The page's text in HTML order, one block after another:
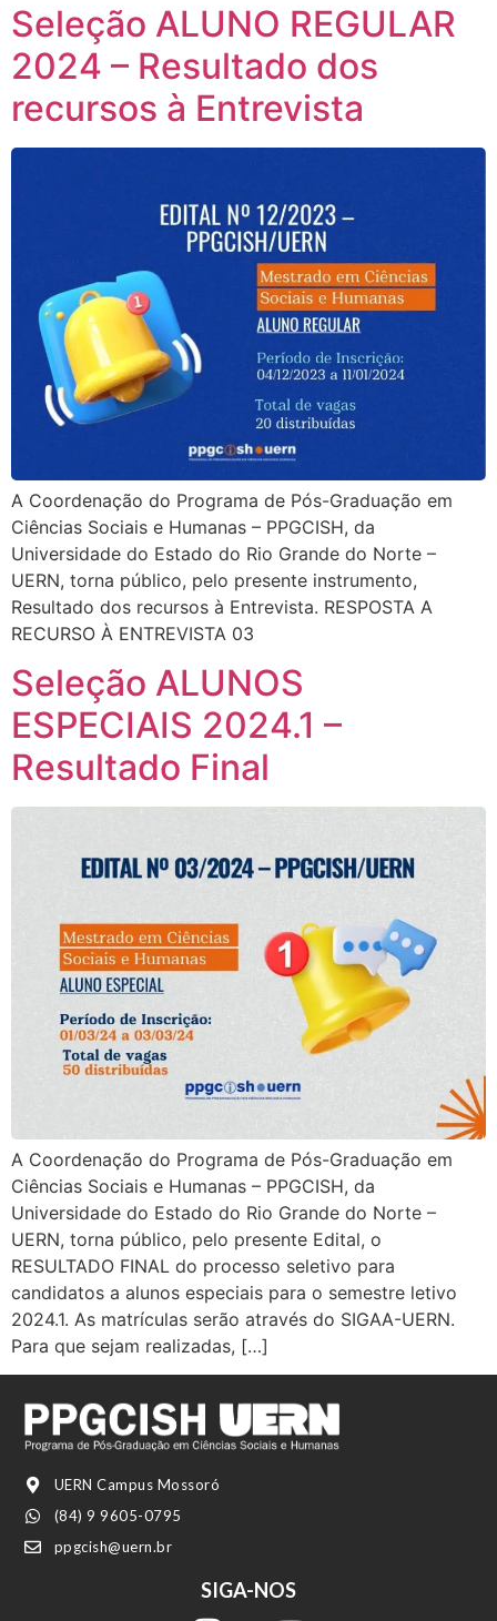
Seleção ALUNO REGULAR
2024 – Resultado dos
recursos à Entrevista
A Coordenação do Programa de Pós-Graduação em
Ciências Sociais e Humanas – PPGCISH, da
Universidade do Estado do Rio Grande do Norte –
UERN, torna público, pelo presente instrumento,
Resultado dos recursos à Entrevista. RESPOSTA A
RECURSO À ENTREVISTA 03
Seleção ALUNOS
ESPECIAIS 2024.1 –
Resultado Final
A Coordenação do Programa de Pós-Graduação em
Ciências Sociais e Humanas – PPGCISH, da
Universidade do Estado do Rio Grande do Norte –
UERN, torna público, pelo presente Edital, o
RESULTADO FINAL do processo seletivo para
candidatos a alunos especiais para o semestre letivo
2024.1. As matrículas serão através do SIGAA-UERN.
Para que sejam realizadas, […]
UERN Campus Mossoró
(84) 9 9605-0795
ppgcish@uern.br
SIGA-NOS